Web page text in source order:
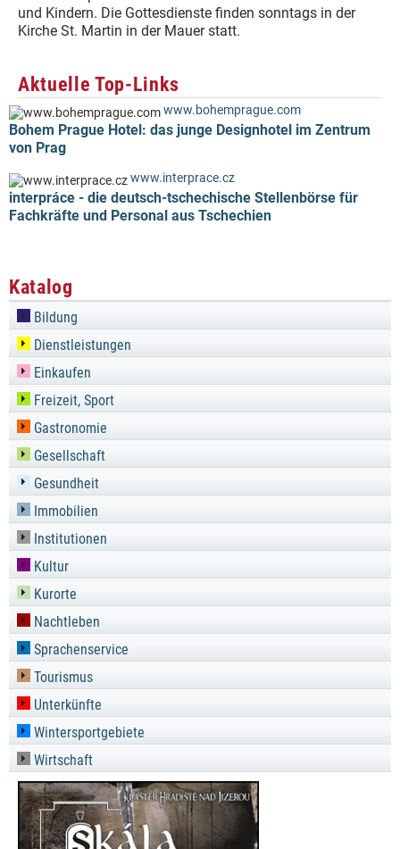
und Kindern. Die Gottesdienste finden sonntags in der
Kirche St. Martin in der Mauer statt.
Aktuelle Top-Links
www.bohemprague.com
Bohem Prague Hotel: das junge Designhotel im Zentrum
von Prag
www.interprace.cz
interpráce - die deutsch-tschechische Stellenbörse für
Fachkräfte und Personal aus Tschechien
Katalog
Bildung
Dienstleistungen
Einkaufen
Freizeit, Sport
Gastronomie
Gesellschaft
Gesundheit
Immobilien
Institutionen
Kultur
Kurorte
Nachtleben
Sprachenservice
Tourismus
Unterkünfte
Wintersportgebiete
Wirtschaft